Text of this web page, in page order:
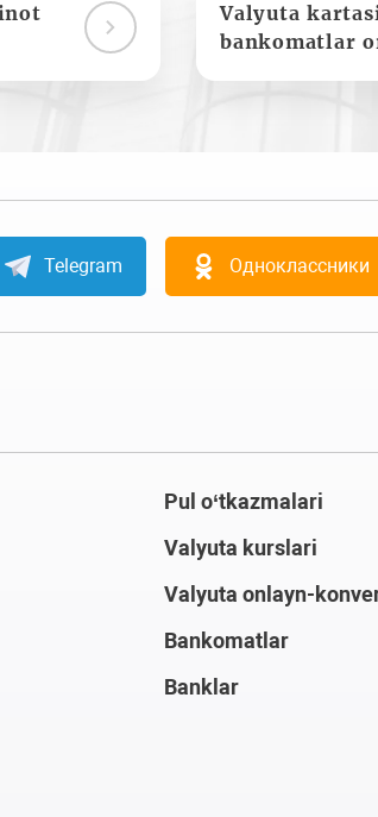
Valyuta
bankomatlar
Telegram Одноклассники
Pul o‘tkazmalari
Valyuta kurslari
Valyuta onlayn-
Bankomatlar
Banklar